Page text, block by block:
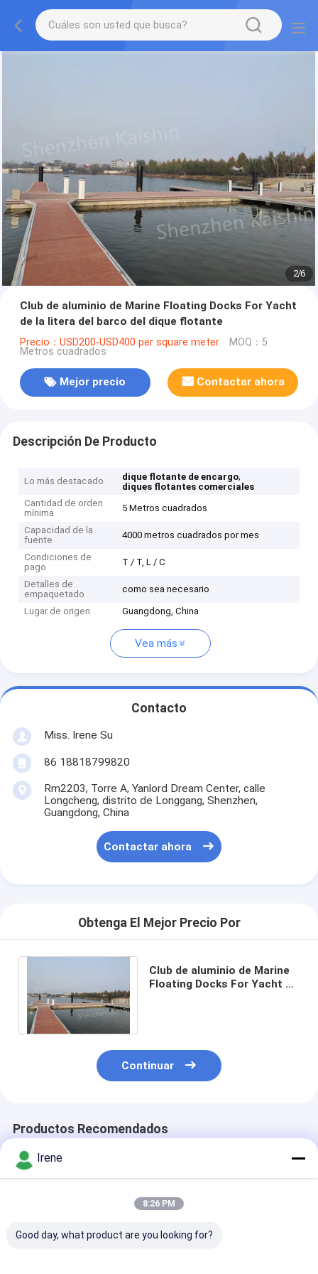
2/6
Club de aluminio de Marine Floating Docks For Yacht
de la litera del barco del dique flotante
Precio：USD200-USD400 per square meter MOQ：5
Metros cuadrados
Mejor precio Contactar ahora
Descripción De Producto
Lo más destacado dique flotante de encargo,
diques flotantes comerciales
Cantidad de orden
mínima
5 Metros cuadrados
Capacidad de la
fuente
4000 metros cuadrados por mes
Condiciones de
pago
T / T, L / C
Detalles de
empaquetado
como sea necesario
Lugar de origen Guangdong, China
Vea más
Contacto
Miss. Irene Su
86 18818799820
Rm2203, Torre A, Yanlord Dream Center, calle
Longcheng, distrito de Longgang, Shenzhen,
Guangdong, China
Contactar ahora
Obtenga El Mejor Precio Por
Club de aluminio de Marine
Floating Docks For Yacht de
Continuar
Productos Recomendados
Irene
8:26 PM
Good day, what product are you looking for?